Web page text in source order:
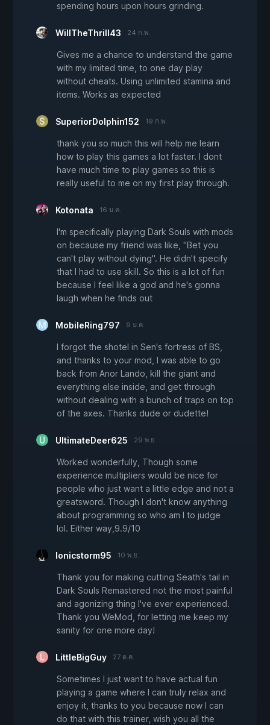
spending hours upon hours grinding.
WillTheThrill43 24 ก.พ.
Gives me a chance to understand the game
with my limited time, to one day play
without cheats. Using unlimited stamina and
items. Works as expected
SuperiorDolphin152 19 ก.พ.
thank you so much this will help me learn
how to play this games a lot faster. I dont
have much time to play games so this is
really useful to me on my first play through.
Kotonata 16 ม.ค.
I'm specifically playing Dark Souls with mods
on because my friend was like, "Bet you
can't play without dying". He didn't specify
that I had to use skill. So this is a lot of fun
because I feel like a god and he's gonna
laugh when he finds out
MobileRing797 9 ม.ค.
I forgot the shotel in Sen's fortress of BS,
and thanks to your mod, I was able to go
back from Anor Lando, kill the giant and
everything else inside, and get through
without dealing with a bunch of traps on top
of the axes. Thanks dude or dudette!
UltimateDeer625 29 พ.ย.
Worked wonderfully, Though some
experience multipliers would be nice for
people who just want a little edge and not a
greatsword. Though I don't know anything
about programming so who am I to judge
lol. Either way,9.9/10
Ionicstorm95 10 พ.ย.
Thank you for making cutting Seath's tail in
Dark Souls Remastered not the most painful
and agonizing thing I've ever experienced.
Thank you WeMod, for letting me keep my
sanity for one more day!
LittleBigGuy 27 ต.ค.
Sometimes I just want to have actual fun
playing a game where I can truly relax and
enjoy it, thanks to you because now I can
do that with this trainer, wish you all the